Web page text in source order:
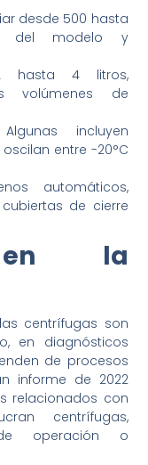
desde 500 hasta
del modelo y
hasta 4 litros,
volúmenes de
incluyen
entre -20°C
automáticos,
de cierre
en la
centrífugas son
en diagnósticos
de procesos
informe de 2022
relacionados con
centrífugas,
operación o